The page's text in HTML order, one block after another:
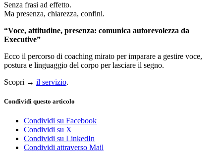
Senza frasi ad effetto.
Ma presenza, chiarezza, confini.
“Voce, attitudine, presenza: comunica autorevolezza da
Executive”
Ecco il percorso di coaching mirato per imparare a gestire voce,
postura e linguaggio del corpo per lasciare il segno.
Scopri → il servizio.
Condividi questo articolo
Condividi su Facebook
Condividi su X
Condividi su LinkedIn
Condividi attraverso Mail